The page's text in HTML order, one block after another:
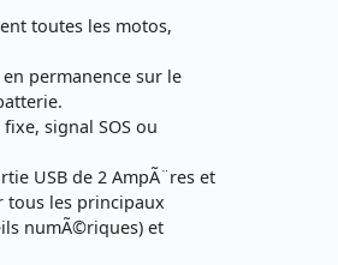
toutes les motos,
permanence sur le
signal SOS ou
USB de 2 AmpÃ¨res et
tous les principaux
numÃ©riques) et